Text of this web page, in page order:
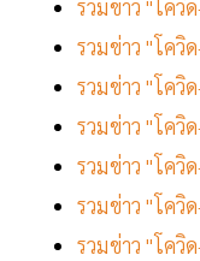
รวมข่าว "โควิ
รวมข่าว "โควิ
รวมข่าว "โควิ
รวมข่าว "โควิ
รวมข่าว "โควิ
รวมข่าว "โควิ
รวมข่าว "โควิ